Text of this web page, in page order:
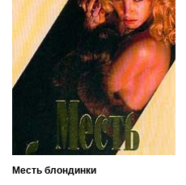
Месть блондинки